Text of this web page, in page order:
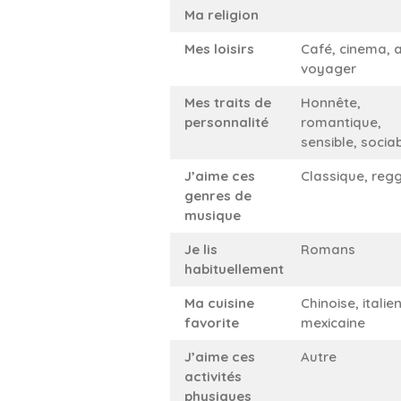
Ma religion
Mes loisirs
Café, cinema,
voyager
Mes traits de
personnalité
Honnête,
romantique,
sensible,
J’aime ces
genres de
musique
Classique,
Je lis
habituellement
Romans
Ma cuisine
favorite
Chinoise,
mexicaine
J’aime ces
activités
physiques
Autre